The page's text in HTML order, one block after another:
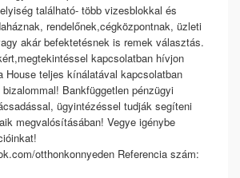
található- több vizesblokkal és
rendelőnek,cégközpontnak, üzleti
akár befektetésnek is remek választás.
kapcsolatban hívjon
House teljes kínálatával kapcsolatban
Bankfüggetlen pénzügyi
ügyintézéssel tudják segíteni
megvalósításában! Vegye igénybe
otthonkonnyeden Referencia szám: